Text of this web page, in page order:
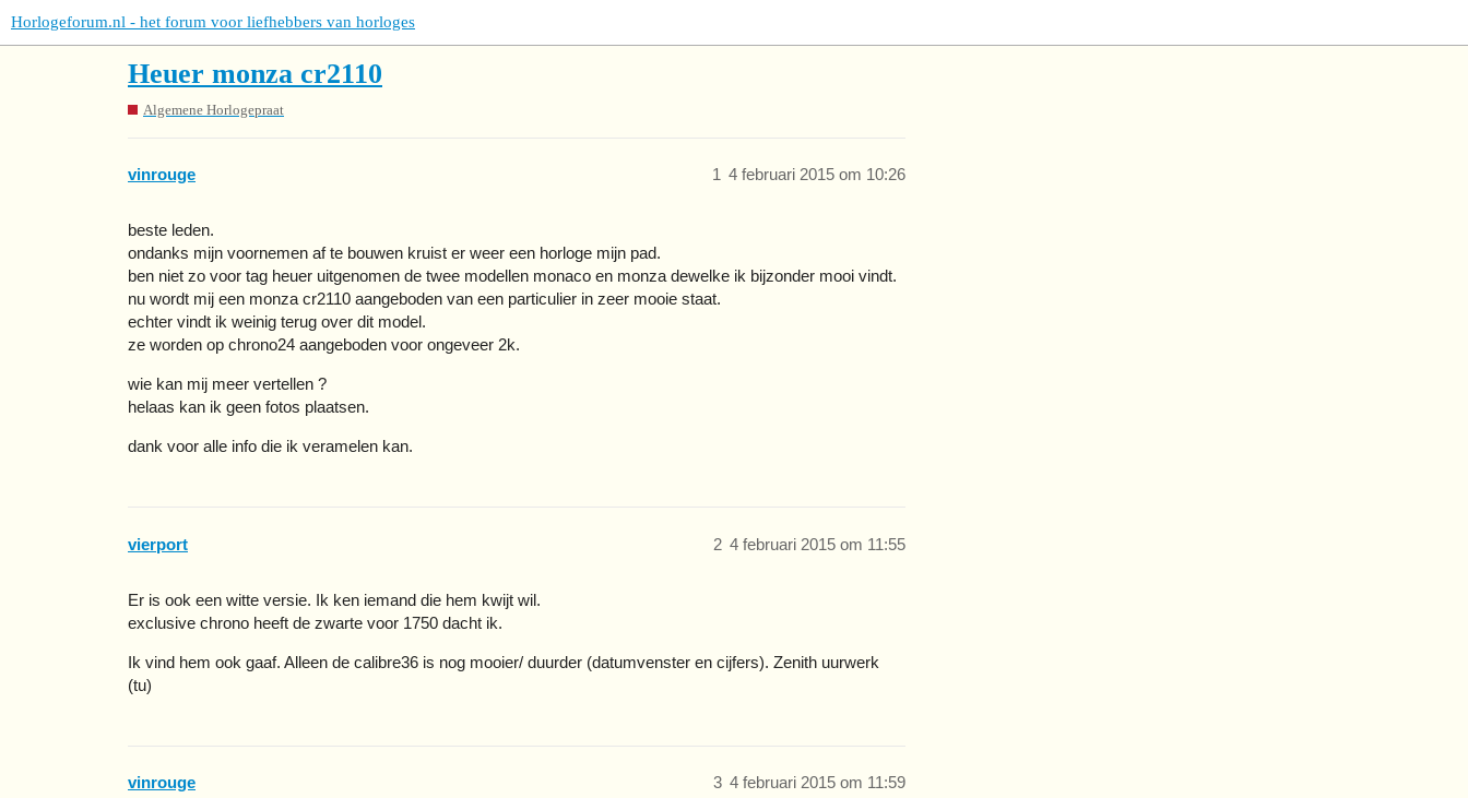
Horlogeforum.nl - het forum voor liefhebbers van horloges
Heuer monza cr2110
Algemene Horlogepraat
vinrouge 4 februari 2015 om 10:26
1
beste leden.
ondanks mijn voornemen af te bouwen kruist er weer een horloge mijn pad.
ben niet zo voor tag heuer uitgenomen de twee modellen monaco en monza dewelke ik bijzonder mooi vindt.
nu wordt mij een monza cr2110 aangeboden van een particulier in zeer mooie staat.
echter vindt ik weinig terug over dit model.
ze worden op chrono24 aangeboden voor ongeveer 2k.
wie kan mij meer vertellen ?
helaas kan ik geen fotos plaatsen.
dank voor alle info die ik veramelen kan.
vierport 4 februari 2015 om 11:55
2
Er is ook een witte versie. Ik ken iemand die hem kwijt wil.
exclusive chrono heeft de zwarte voor 1750 dacht ik.
Ik vind hem ook gaaf. Alleen de calibre36 is nog mooier/ duurder (datumvenster en cijfers). Zenith uurwerk
(tu)
vinrouge 4 februari 2015 om 11:59
3